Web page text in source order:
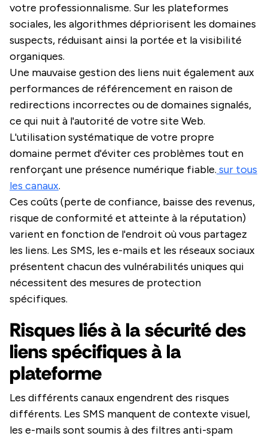
votre professionnalisme. Sur les plateformes
sociales, les algorithmes dépriorisent les domaines
suspects, réduisant ainsi la portée et la visibilité
organiques.
Une mauvaise gestion des liens nuit également aux
performances de référencement en raison de
redirections incorrectes ou de domaines signalés,
ce qui nuit à l'autorité de votre site Web.
L'utilisation systématique de votre propre
domaine permet d'éviter ces problèmes tout en
renforçant une présence numérique fiable. sur tous
les canaux.
Ces coûts (perte de confiance, baisse des revenus,
risque de conformité et atteinte à la réputation)
varient en fonction de l'endroit où vous partagez
les liens. Les SMS, les e-mails et les réseaux sociaux
présentent chacun des vulnérabilités uniques qui
nécessitent des mesures de protection
spécifiques.
Risques liés à la sécurité des
liens spécifiques à la
plateforme
Les différents canaux engendrent des risques
différents. Les SMS manquent de contexte visuel,
les e-mails sont soumis à des filtres anti-spam